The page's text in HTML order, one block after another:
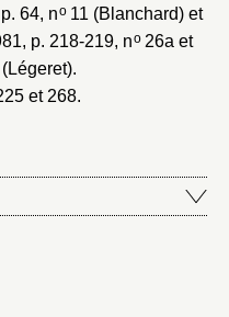
64, no11 (Blanchard) et
p. 218-219, no26a et
et 268.